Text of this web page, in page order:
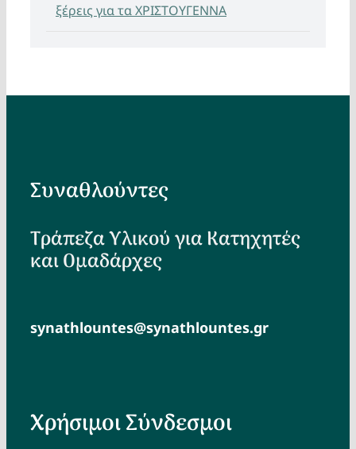
ξέρεις για τα ΧΡΙΣΤΟΥΓΕΝΝΑ
Συναθλούντες
Τράπεζα Υλικού για Κατηχητές
και Ομαδάρχες
synathlountes@synathlountes.gr
Χρήσιμοι Σύνδεσμοι